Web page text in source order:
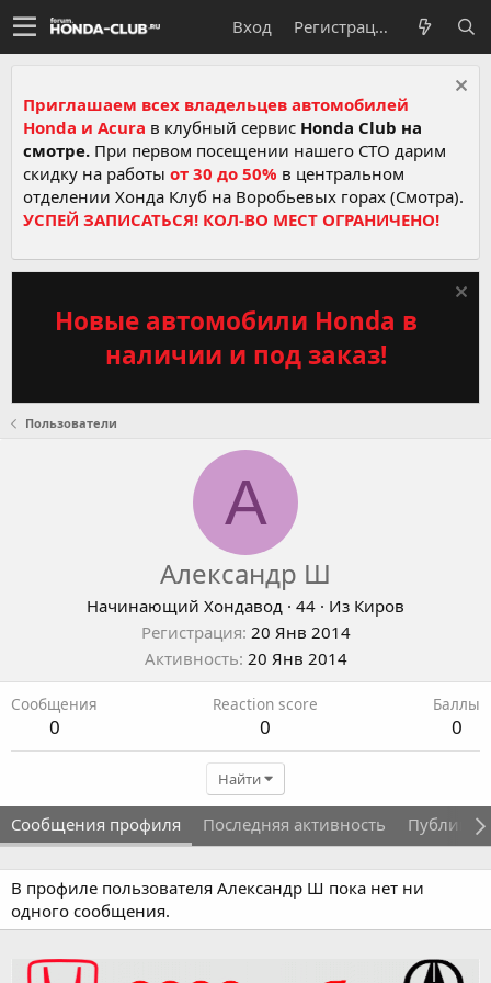
Вход Регистрация
Приглашаем всех владельцев автомобилей
Honda и Acura в клубный сервис Honda Club на
смотре. При первом посещении нашего СТО дарим
скидку на работы от 30 до 50% в центральном
отделении Хонда Клуб на Воробьевых горах (Смотра).
УСПЕЙ ЗАПИСАТЬСЯ! КОЛ-ВО МЕСТ ОГРАНИЧЕНО!
Новые автомобили Honda в
наличии и под заказ!
Пользователи
А
Александр Ш
Начинающий Хондавод · 44 · Из Киров
Регистрация 20 Янв 2014
Активность 20 Янв 2014
Сообщения
0
Reaction score
0
Баллы
0
Найти
Сообщения профиля Последняя активность
В профиле пользователя Александр Ш пока нет ни
одного сообщения.